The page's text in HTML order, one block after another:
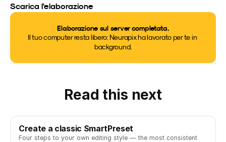
Scarica l'elaborazione
Elaborazione sul server completata.
Il tuo computer resta libero: Neurapix ha lavorato per te in
background.
Read this next
Create a classic SmartPreset
Four steps to your own editing style — the most consistent